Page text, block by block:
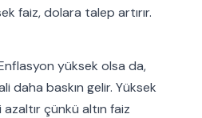
faiz, dolara talep artırır.
yüksek olsa da,
daha baskın gelir. Yüksek
çünkü altın faiz